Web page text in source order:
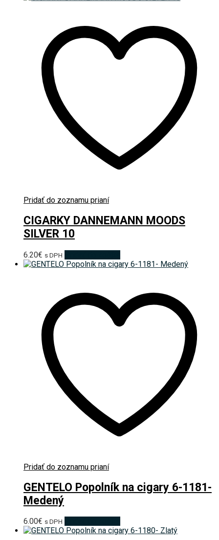
Pridať do zoznamu prianí
CIGARKY DANNEMANN MOODS
SILVER 10
6.20€ s DPH
Pridať do zoznamu prianí
GENTELO Popolník na cigary 6-1181-
Medený
6.00€ s DPH